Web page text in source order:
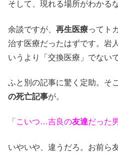
そして、現れる場所がわかる
余談ですが、 再生医療ってト
治す医療だったはずです。岩
いうより「交換医療」でない
ふと別の記事に驚く定助。そ
の死亡記事が。
「こいつ…吉良の友達だった
いやいや、違うだろ。お前ら